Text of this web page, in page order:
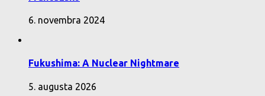
6. novembra 2024
Fukushima: A Nuclear Nightmare
5. augusta 2026